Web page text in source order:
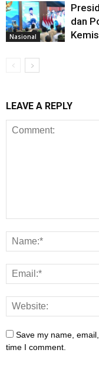
Nasional
dan
LEAVE A REPLY
Save my name,
time I comment.